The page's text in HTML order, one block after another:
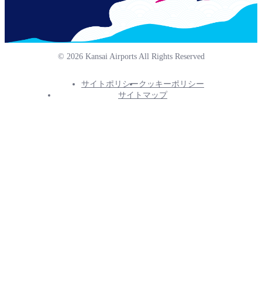
© 2026 Kansai Airports All Rights Reserved
サイトポリシークッキーポリシー
サイトマップ